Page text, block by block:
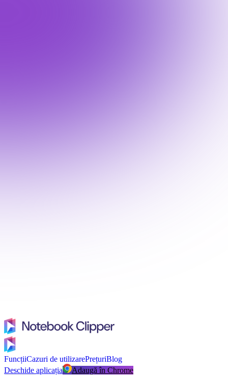
FuncțiiCazuri de utilizarePrețuriBlog
Deschide aplicația
Adaugă în Chrome